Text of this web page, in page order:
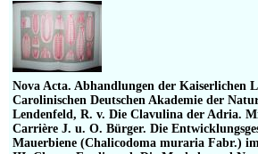
Aktuelle Kataloge
Kontakt
Ankauf
Links
Impressum
Nova Acta. Abhandlungen der Kaiserlichen
Carolinischen Deutschen Akademie der
Lendenfeld, R. v. Die Clavulina der Adria.
Carrière J. u. O. Bürger. Die
Mauerbiene (Chalicodoma muraria Fabr.)